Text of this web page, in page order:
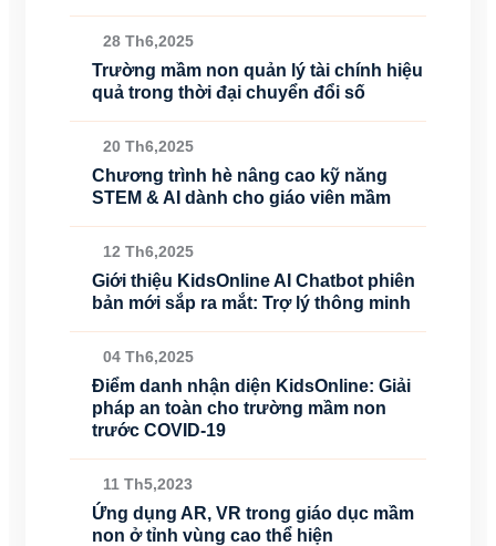
28 Th6,2025
Trường mầm non quản lý tài chính hiệu
quả trong thời đại chuyển đổi số
20 Th6,2025
Chương trình hè nâng cao kỹ năng
STEM & AI dành cho giáo viên mầm
12 Th6,2025
Giới thiệu KidsOnline AI Chatbot phiên
bản mới sắp ra mắt: Trợ lý thông minh
04 Th6,2025
Điểm danh nhận diện KidsOnline: Giải
pháp an toàn cho trường mầm non
trước COVID-19
11 Th5,2023
Ứng dụng AR, VR trong giáo dục mầm
non ở tỉnh vùng cao thể hiện